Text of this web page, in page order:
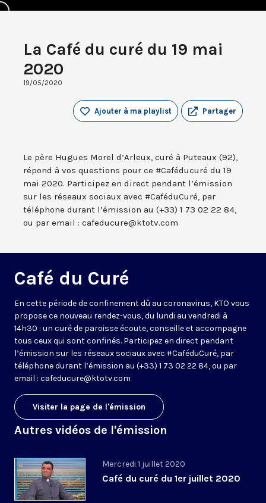
La Café du curé du 19 mai
2020
19/05/2020
Partager
Ajouter à ma playlist
Le père Hugues Morel d’Arleux, curé à Puteaux (92),
répond à vos questions pour ce #Caféducuré du 19
mai 2020. Participez en direct pendant l’émission
sur les réseaux sociaux avec #CaféduCuré, par
téléphone durant l’émission au (+33) 1 73 02 22 84,
ou par email : cafeducure@ktotv.com
Café du Curé
En cette période de confinement dû au coronavirus, KTO vous
propose ce nouveau rendez-vous, du lundi au vendredi à
14h30 : un curé de paroisse écoute, conseille et accompagne
tous ceux qui sont confinés. Participez en direct pendant
l’émission sur les réseaux sociaux avec #CaféduCuré, par
téléphone durant l’émission au (+33) 1 73 02 22 84, ou par
email : cafeducure@ktotv.com
Visiter la page de l'émission
Autres vidéos de l'émission
Mercredi 1 juillet 2020
Café du curé du 1er juillet 2020